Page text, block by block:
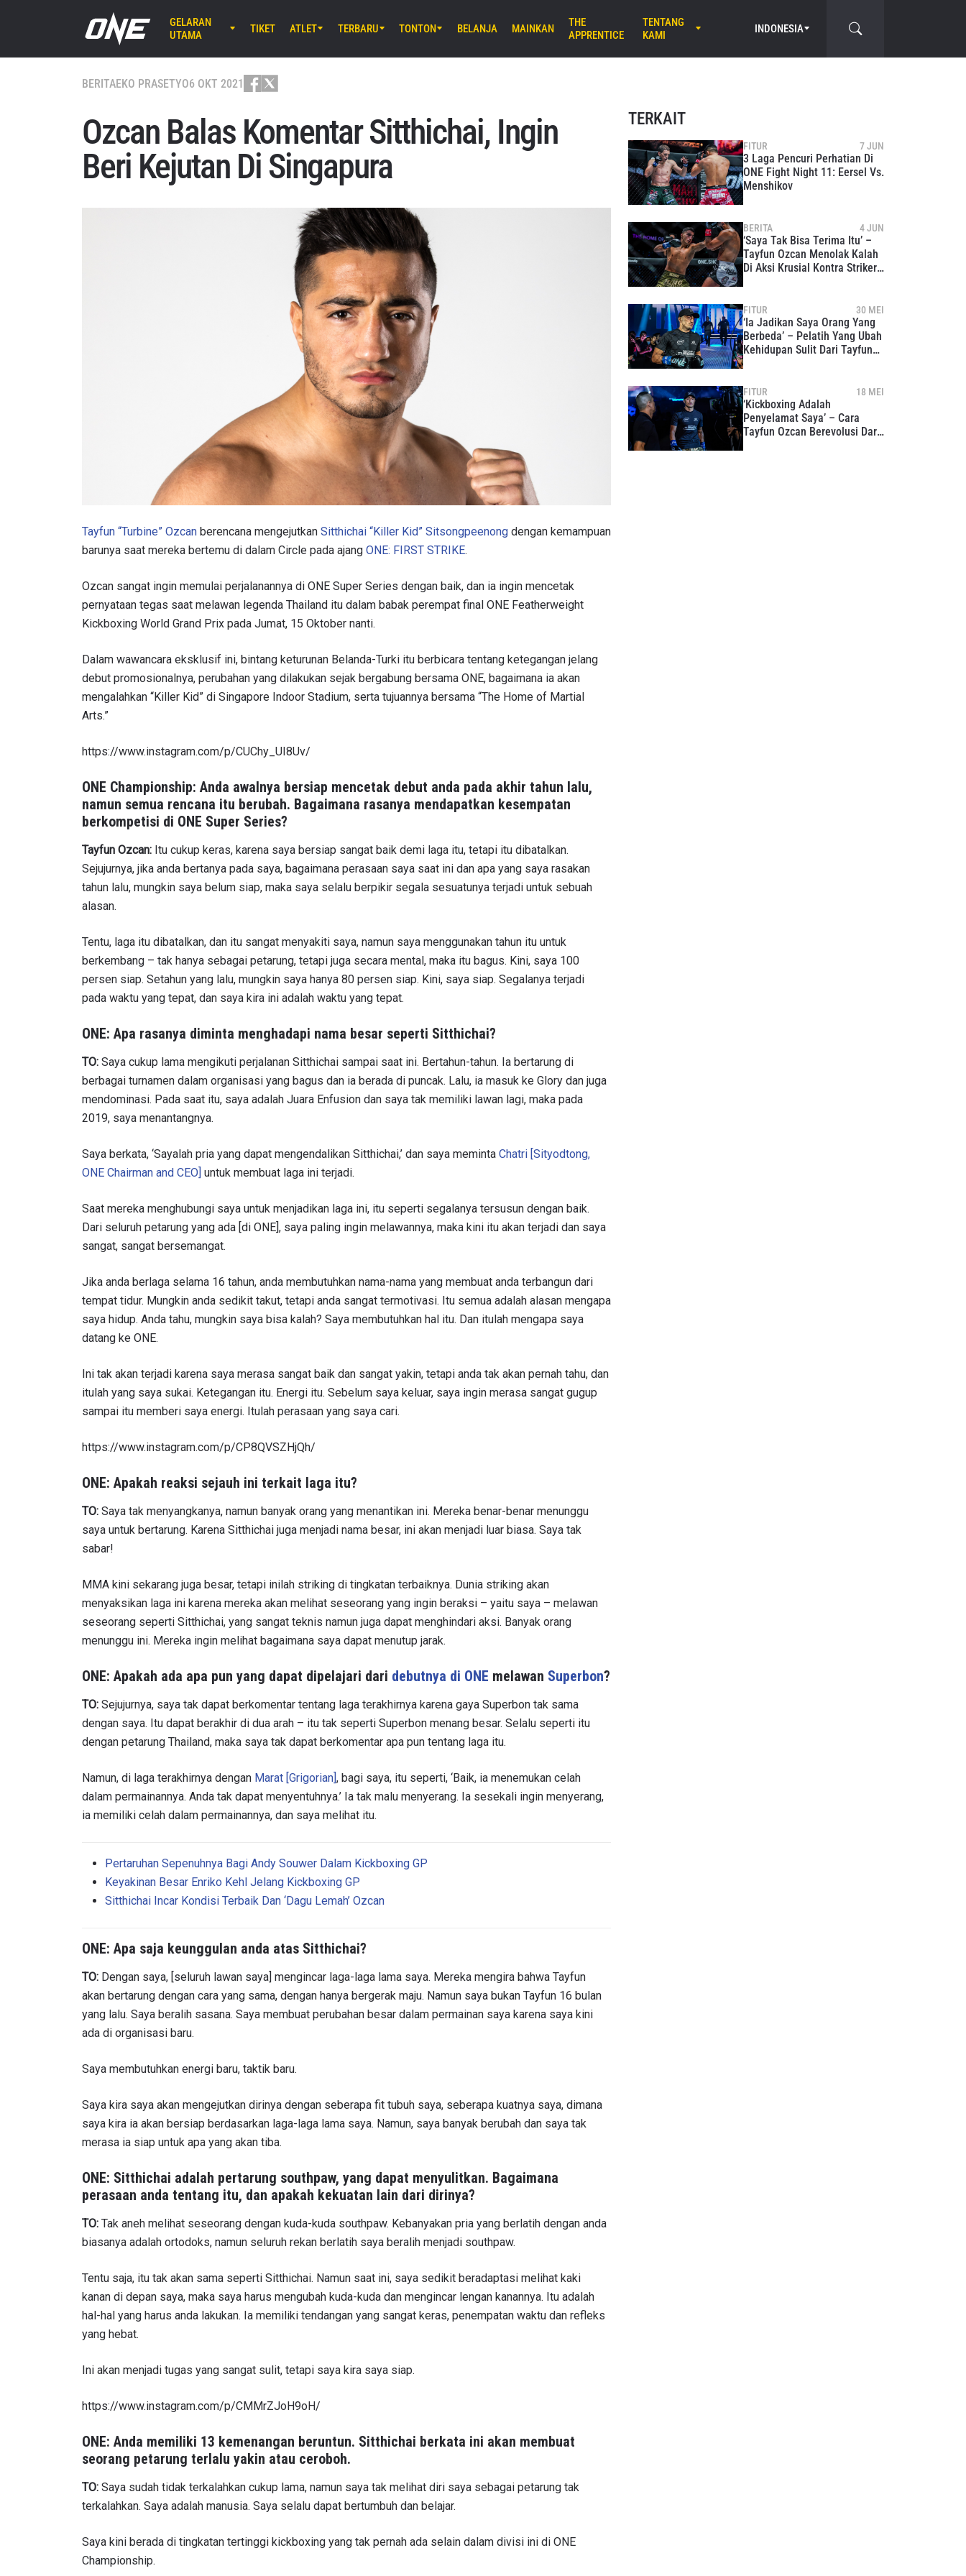
GELARAN
UTAMA
AGU 14 (JUM) 11:30 UTC
Lumpinee Stadium, Bangkok
ONE Friday Fights 166 & The Inner Circle
TIKET ATLET TERBARU TONTON BELANJA MAINKAN
THE
APPRENTICE
TENTANG
KAMI
INDONESIA
BERITAEKO PRASETYO6 OKT 2021
Ozcan Balas Komentar Sitthichai, Ingin
Beri Kejutan Di Singapura
Tayfun “Turbine” Ozcan berencana mengejutkan Sitthichai “Killer Kid” Sitsongpeenong dengan kemampuan
barunya saat mereka bertemu di dalam Circle pada ajang ONE: FIRST STRIKE.
Ozcan sangat ingin memulai perjalanannya di ONE Super Series dengan baik, dan ia ingin mencetak
pernyataan tegas saat melawan legenda Thailand itu dalam babak perempat final ONE Featherweight
Kickboxing World Grand Prix pada Jumat, 15 Oktober nanti.
Dalam wawancara eksklusif ini, bintang keturunan Belanda-Turki itu berbicara tentang ketegangan jelang
debut promosionalnya, perubahan yang dilakukan sejak bergabung bersama ONE, bagaimana ia akan
mengalahkan “Killer Kid” di Singapore Indoor Stadium, serta tujuannya bersama “The Home of Martial
Arts.”
https://www.instagram.com/p/CUChy_UI8Uv/
ONE Championship: Anda awalnya bersiap mencetak debut anda pada akhir tahun lalu,
namun semua rencana itu berubah. Bagaimana rasanya mendapatkan kesempatan
berkompetisi di ONE Super Series?
Tayfun Ozcan: Itu cukup keras, karena saya bersiap sangat baik demi laga itu, tetapi itu dibatalkan.
Sejujurnya, jika anda bertanya pada saya, bagaimana perasaan saya saat ini dan apa yang saya rasakan
tahun lalu, mungkin saya belum siap, maka saya selalu berpikir segala sesuatunya terjadi untuk sebuah
alasan.
Tentu, laga itu dibatalkan, dan itu sangat menyakiti saya, namun saya menggunakan tahun itu untuk
berkembang – tak hanya sebagai petarung, tetapi juga secara mental, maka itu bagus. Kini, saya 100
persen siap. Setahun yang lalu, mungkin saya hanya 80 persen siap. Kini, saya siap. Segalanya terjadi
pada waktu yang tepat, dan saya kira ini adalah waktu yang tepat.
ONE: Apa rasanya diminta menghadapi nama besar seperti Sitthichai?
TO: Saya cukup lama mengikuti perjalanan Sitthichai sampai saat ini. Bertahun-tahun. Ia bertarung di
berbagai turnamen dalam organisasi yang bagus dan ia berada di puncak. Lalu, ia masuk ke Glory dan juga
mendominasi. Pada saat itu, saya adalah Juara Enfusion dan saya tak memiliki lawan lagi, maka pada
2019, saya menantangnya.
Saya berkata, ‘Sayalah pria yang dapat mengendalikan Sitthichai,’ dan saya meminta Chatri [Sityodtong,
ONE Chairman and CEO] untuk membuat laga ini terjadi.
Saat mereka menghubungi saya untuk menjadikan laga ini, itu seperti segalanya tersusun dengan baik.
Dari seluruh petarung yang ada [di ONE], saya paling ingin melawannya, maka kini itu akan terjadi dan saya
sangat, sangat bersemangat.
Jika anda berlaga selama 16 tahun, anda membutuhkan nama-nama yang membuat anda terbangun dari
tempat tidur. Mungkin anda sedikit takut, tetapi anda sangat termotivasi. Itu semua adalah alasan mengapa
saya hidup. Anda tahu, mungkin saya bisa kalah? Saya membutuhkan hal itu. Dan itulah mengapa saya
datang ke ONE.
Ini tak akan terjadi karena saya merasa sangat baik dan sangat yakin, tetapi anda tak akan pernah tahu, dan
itulah yang saya sukai. Ketegangan itu. Energi itu. Sebelum saya keluar, saya ingin merasa sangat gugup
sampai itu memberi saya energi. Itulah perasaan yang saya cari.
https://www.instagram.com/p/CP8QVSZHjQh/
ONE: Apakah reaksi sejauh ini terkait laga itu?
TO: Saya tak menyangkanya, namun banyak orang yang menantikan ini. Mereka benar-benar menunggu
saya untuk bertarung. Karena Sitthichai juga menjadi nama besar, ini akan menjadi luar biasa. Saya tak
sabar!
MMA kini sekarang juga besar, tetapi inilah striking di tingkatan terbaiknya. Dunia striking akan
menyaksikan laga ini karena mereka akan melihat seseorang yang ingin beraksi – yaitu saya – melawan
seseorang seperti Sitthichai, yang sangat teknis namun juga dapat menghindari aksi. Banyak orang
menunggu ini. Mereka ingin melihat bagaimana saya dapat menutup jarak.
ONE: Apakah ada apa pun yang dapat dipelajari dari debutnya di ONE melawan Superbon?
TO: Sejujurnya, saya tak dapat berkomentar tentang laga terakhirnya karena gaya Superbon tak sama
dengan saya. Itu dapat berakhir di dua arah – itu tak seperti Superbon menang besar. Selalu seperti itu
dengan petarung Thailand, maka saya tak dapat berkomentar apa pun tentang laga itu.
Namun, di laga terakhirnya dengan Marat [Grigorian], bagi saya, itu seperti, ‘Baik, ia menemukan celah
dalam permainannya. Anda tak dapat menyentuhnya.’ Ia tak malu menyerang. Ia sesekali ingin menyerang,
ia memiliki celah dalam permainannya, dan saya melihat itu.
Pertaruhan Sepenuhnya Bagi Andy Souwer Dalam Kickboxing GP
Keyakinan Besar Enriko Kehl Jelang Kickboxing GP
Sitthichai Incar Kondisi Terbaik Dan ‘Dagu Lemah’ Ozcan
ONE: Apa saja keunggulan anda atas Sitthichai?
TO: Dengan saya, [seluruh lawan saya] mengincar laga-laga lama saya. Mereka mengira bahwa Tayfun
akan bertarung dengan cara yang sama, dengan hanya bergerak maju. Namun saya bukan Tayfun 16 bulan
yang lalu. Saya beralih sasana. Saya membuat perubahan besar dalam permainan saya karena saya kini
ada di organisasi baru.
Saya membutuhkan energi baru, taktik baru.
Saya kira saya akan mengejutkan dirinya dengan seberapa fit tubuh saya, seberapa kuatnya saya, dimana
saya kira ia akan bersiap berdasarkan laga-laga lama saya. Namun, saya banyak berubah dan saya tak
merasa ia siap untuk apa yang akan tiba.
ONE: Sitthichai adalah pertarung southpaw, yang dapat menyulitkan. Bagaimana
perasaan anda tentang itu, dan apakah kekuatan lain dari dirinya?
TO: Tak aneh melihat seseorang dengan kuda-kuda southpaw. Kebanyakan pria yang berlatih dengan anda
biasanya adalah ortodoks, namun seluruh rekan berlatih saya beralih menjadi southpaw.
Tentu saja, itu tak akan sama seperti Sitthichai. Namun saat ini, saya sedikit beradaptasi melihat kaki
kanan di depan saya, maka saya harus mengubah kuda-kuda dan mengincar lengan kanannya. Itu adalah
hal-hal yang harus anda lakukan. Ia memiliki tendangan yang sangat keras, penempatan waktu dan refleks
yang hebat.
Ini akan menjadi tugas yang sangat sulit, tetapi saya kira saya siap.
https://www.instagram.com/p/CMMrZJoH9oH/
ONE: Anda memiliki 13 kemenangan beruntun. Sitthichai berkata ini akan membuat
seorang petarung terlalu yakin atau ceroboh.
TO: Saya sudah tidak terkalahkan cukup lama, namun saya tak melihat diri saya sebagai petarung tak
terkalahkan. Saya adalah manusia. Saya selalu dapat bertumbuh dan belajar.
Saya kini berada di tingkatan tertinggi kickboxing yang tak pernah ada selain dalam divisi ini di ONE
Championship.
TERKAIT
FITUR 7 JUN
3 Laga Pencuri Perhatian Di
ONE Fight Night 11: Eersel Vs.
Menshikov
BERITA 4 JUN
‘Saya Tak Bisa Terima Itu’ –
Tayfun Ozcan Menolak Kalah
Di Aksi Krusial Kontra Striker
FITUR 30 MEI
‘Ia Jadikan Saya Orang Yang
Berbeda’ – Pelatih Yang Ubah
Kehidupan Sulit Dari Tayfun
FITUR 18 MEI
‘Kickboxing Adalah
Penyelamat Saya’ – Cara
Tayfun Ozcan Berevolusi Dari
GELARAN
IKUTI PERKEMBANGAN TERBARU
Bawa ONE Championship kemana pun anda pergi! Daftar sekarang untuk mendapat
akses ke berita terbaru, tawaran spesial, dan akses awal untuk kursi terbaik di
gelaran langsung kami.
NAMA
BERLANGGANAN
Dengan mengirimkan formulir ini, anda menyetujui pengumpulan, penggunaan dan
pembukaan informasi anda berdasarkanKebijakan Privasikami. Anda dapat
membatalkan (unsubscribe) dari jenis komunikasi ini kapan saja.